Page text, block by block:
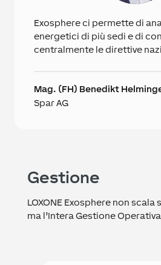
Exosphere ci permette di
energetici di più sedi e di
centralmente le direttive
Mag. (FH) Benedikt
Spar AG
Gestione
LOXONE Exosphere non scala
ma l’Intera Gestione